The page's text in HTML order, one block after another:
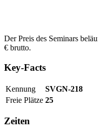
Der Preis des Seminars
€ brutto.
Key-Facts
Kennung
SVGN-218
Freie Plätze 25
Zeiten